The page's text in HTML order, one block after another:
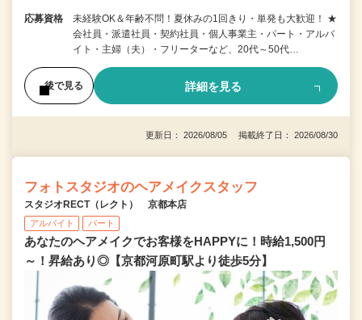
応募資格
未経験OK＆年齢不問！夏休みの1回きり・単発も大歓迎！ ★
会社員・派遣社員・契約社員・個人事業主・パート・アルバ
イト・主婦（夫）・フリーターなど、20代～50代…
後で見る 詳細を見る
更新日： 2026/08/05 掲載終了日： 2026/08/30
フォトスタジオのヘアメイクスタッフ
スタジオRECT（レクト） 京都本店
アルバイト パート
あなたのヘアメイクでお客様をHAPPYに！時給1,500円
～！昇給あり◎【京都河原町駅より徒歩5分】